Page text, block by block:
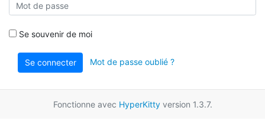
Se souvenir de moi
Se connecter Mot de passe oublié ?
Fonctionne avec HyperKittyversion 1.3.7.